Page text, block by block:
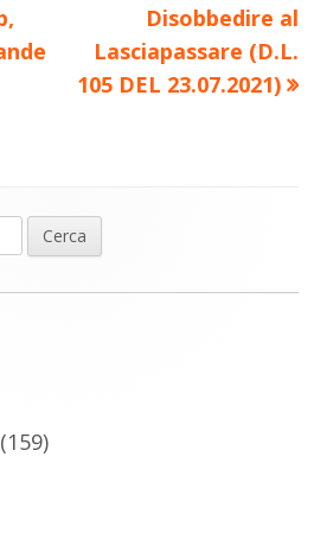
Nuovo
articolo:
Disobbedire al
Lasciapassare (D.L.
105 DEL 23.07.2021)
(159)